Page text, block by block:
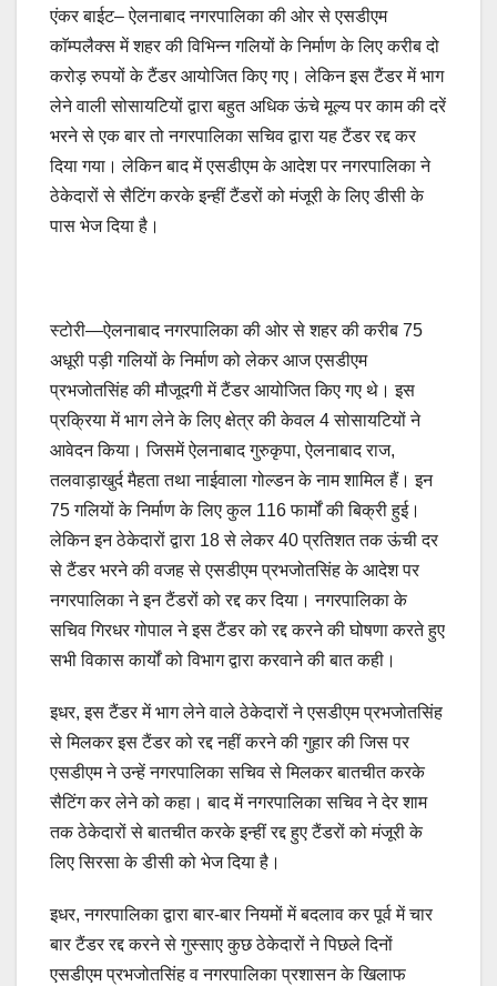
एंकर बाईट– ऐलनाबाद नगरपालिका की ओर से एसडीएम
काॅम्पलैक्स में शहर की विभिन्न गलियों के निर्माण के लिए करीब दो
करोड़ रुपयों के टैंडर आयोजित किए गए। लेकिन इस टैंडर में भाग
लेने वाली सोसायटियों द्वारा बहुत अधिक ऊंचे मूल्य पर काम की दरें
भरने से एक बार तो नगरपालिका सचिव द्वारा यह टैंडर रद्द कर
दिया गया। लेकिन बाद में एसडीएम के आदेश पर नगरपालिका ने
ठेकेदारों से सैटिंग करके इन्हीं टैंडरों को मंजूरी के लिए डीसी के
पास भेज दिया है।
स्टोरी—ऐलनाबाद नगरपालिका की ओर से शहर की करीब 75
अधूरी पड़ी गलियों के निर्माण को लेकर आज एसडीएम
प्रभजोतसिंह की मौजूदगी में टैंडर आयोजित किए गए थे। इस
प्रक्रिया में भाग लेने के लिए क्षेत्र की केवल 4 सोसायटियों ने
आवेदन किया। जिसमें ऐलनाबाद गुरुकृपा, ऐलनाबाद राज,
तलवाड़ाखुर्द मैहता तथा नाईवाला गोल्डन के नाम शामिल हैं। इन
75 गलियों के निर्माण के लिए कुल 116 फार्मों की बिक्री हुई।
लेकिन इन ठेकेदारों द्वारा 18 से लेकर 40 प्रतिशत तक ऊंची दर
से टैंडर भरने की वजह से एसडीएम प्रभजोतसिंह के आदेश पर
नगरपालिका ने इन टैंडरों को रद्द कर दिया। नगरपालिका के
सचिव गिरधर गोपाल ने इस टैंडर को रद्द करने की घोषणा करते हुए
सभी विकास कार्यों को विभाग द्वारा करवाने की बात कही।
इधर, इस टैंडर में भाग लेने वाले ठेकेदारों ने एसडीएम प्रभजोतसिंह
से मिलकर इस टैंडर को रद्द नहीं करने की गुहार की जिस पर
एसडीएम ने उन्हें नगरपालिका सचिव से मिलकर बातचीत करके
सैटिंग कर लेने को कहा। बाद में नगरपालिका सचिव ने देर शाम
तक ठेकेदारों से बातचीत करके इन्हीं रद्द हुए टैंडरों को मंजूरी के
लिए सिरसा के डीसी को भेज दिया है।
इधर, नगरपालिका द्वारा बार-बार नियमों में बदलाव कर पूर्व में चार
बार टैंडर रद्द करने से गुस्साए कुछ ठेकेदारों ने पिछले दिनों
एसडीएम प्रभजोतसिंह व नगरपालिका प्रशासन के खिलाफ